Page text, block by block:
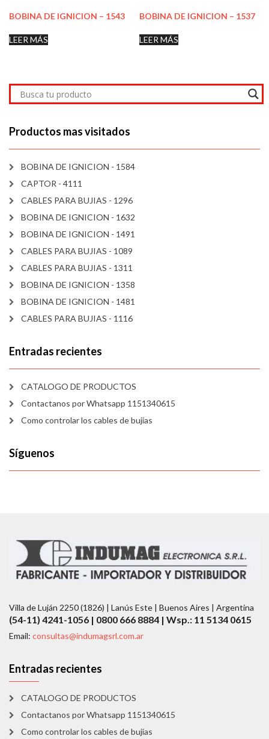
BOBINA DE IGNICION – 1543
LEER MÁS
BOBINA DE IGNICION – 1537
LEER MÁS
Productos mas visitados
BOBINA DE IGNICION - 1584
CAPTOR - 4111
CABLES PARA BUJIAS - 1296
BOBINA DE IGNICION - 1632
BOBINA DE IGNICION - 1491
CABLES PARA BUJIAS - 1089
CABLES PARA BUJIAS - 1311
BOBINA DE IGNICION - 1358
BOBINA DE IGNICION - 1481
CABLES PARA BUJIAS - 1116
Entradas recientes
CATALOGO DE PRODUCTOS
Contactanos por Whatsapp 1151340615
Como controlar los cables de bujías
Síguenos
Villa de Luján 2250 (1826) | Lanús Este | Buenos Aires | Argentina
(54-11) 4241-1056 | 0800 666 8884 | Wsp.: 11 5134 0615
Email: consultas@indumagsrl.com.ar
Entradas recientes
CATALOGO DE PRODUCTOS
Contactanos por Whatsapp 1151340615
Como controlar los cables de bujías